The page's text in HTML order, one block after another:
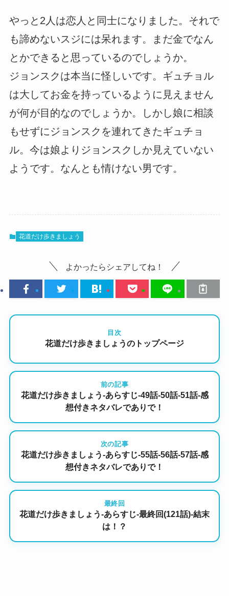
やっと2人は恋人と同士になりました。それで
も諦めないスジには呆れます。まだ金でなん
とかできると思っているのでしょうか。
ジョンスクは本当に怪しいです。ギュチョル
は大してお金を持っているように見えません
が何が目的なのでしょうか。しかし娘に相談
もせずにジョンスクを連れてきたギュチョ
ル。今は娘よりジョンスクしか見えていない
ようです。なんとも情けない男です。
花道だけ歩きましょう
よかったらシェアしてね！
目次
花道だけ歩きましょうのトップページ
前の記事
花道だけ歩きましょう-あらすじ-49話-50話-51話-感
想付きネタバレでありで！
次の記事
花道だけ歩きましょう-あらすじ-55話-56話-57話-感
想付きネタバレでありで！
最終回
花道だけ歩きましょう-あらすじ-最終回(121話)-結末
は！？